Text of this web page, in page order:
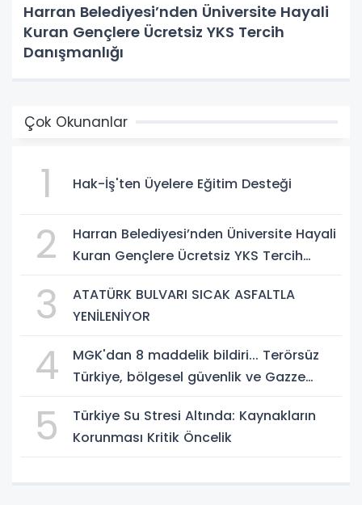
Harran Belediyesi’nden Üniversite Hayali
Kuran Gençlere Ücretsiz YKS Tercih
Danışmanlığı
Çok Okunanlar
1 Hak-İş'ten Üyelere Eğitim Desteği
2
Harran Belediyesi’nden Üniversite Hayali
Kuran Gençlere Ücretsiz YKS Tercih
3
ATATÜRK BULVARI SICAK ASFALTLA
YENİLENİYOR
4
MGK'dan 8 maddelik bildiri... Terörsüz
Türkiye, bölgesel güvenlik ve Gazze
5
Türkiye Su Stresi Altında: Kaynakların
Korunması Kritik Öncelik